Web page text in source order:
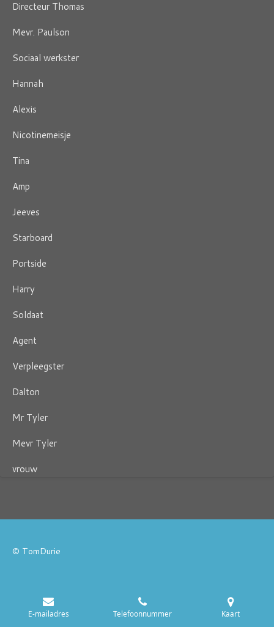
Directeur Thomas
Mevr. Paulson
Sociaal werkster
Hannah
Alexis
Nicotinemeisje
Tina
Amp
Jeeves
Starboard
Portside
Harry
Soldaat
Agent
Verpleegster
Dalton
Mr Tyler
Mevr Tyler
vrouw
© TomDurie
E-mailadres Telefoonnummer Kaart